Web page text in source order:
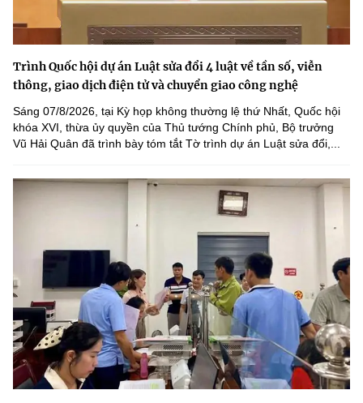
Trình Quốc hội dự án Luật sửa đổi 4 luật về tần số, viễn
thông, giao dịch điện tử và chuyển giao công nghệ
Sáng 07/8/2026, tại Kỳ họp không thường lệ thứ Nhất, Quốc hội
khóa XVI, thừa ủy quyền của Thủ tướng Chính phủ, Bộ trưởng
Vũ Hải Quân đã trình bày tóm tắt Tờ trình dự án Luật sửa đổi,...